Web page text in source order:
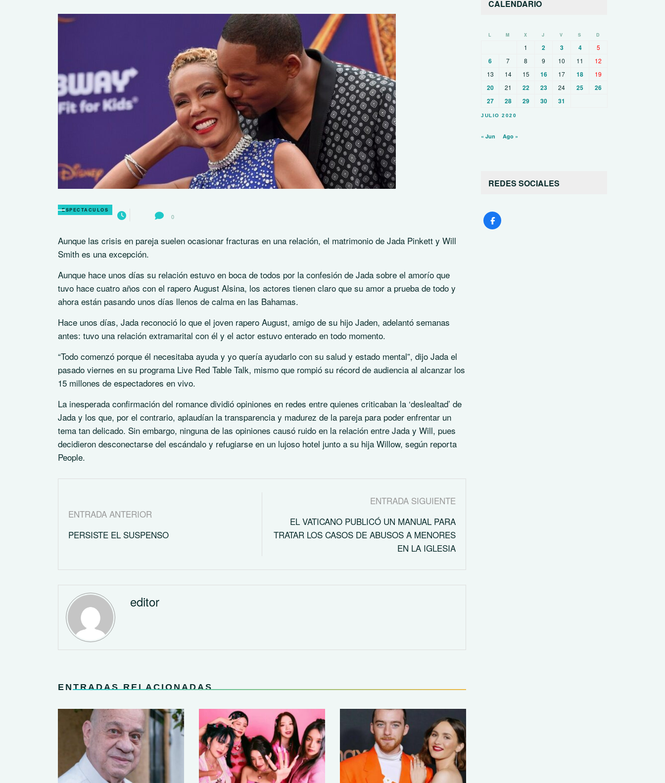
ESPECTACULOS
0
Aunque las crisis en pareja suelen ocasionar fracturas en una relación, el matrimonio de Jada Pinkett y Will
Smith es una excepción.
Aunque hace unos días su relación estuvo en boca de todos por la confesión de Jada sobre el amorío que
tuvo hace cuatro años con el rapero August Alsina, los actores tienen claro que su amor a prueba de todo y
ahora están pasando unos días llenos de calma en las Bahamas.
Hace unos días, Jada reconoció lo que el joven rapero August, amigo de su hijo Jaden, adelantó semanas
antes: tuvo una relación extramarital con él y el actor estuvo enterado en todo momento.
“Todo comenzó porque él necesitaba ayuda y yo quería ayudarlo con su salud y estado mental”, dijo Jada el
pasado viernes en su programa Live Red Table Talk, mismo que rompió su récord de audiencia al alcanzar los
15 millones de espectadores en vivo.
La inesperada confirmación del romance dividió opiniones en redes entre quienes criticaban la ‘deslealtad’ de
Jada y los que, por el contrario, aplaudían la transparencia y madurez de la pareja para poder enfrentar un
tema tan delicado. Sin embargo, ninguna de las opiniones causó ruido en la relación entre Jada y Will, pues
decidieron desconectarse del escándalo y refugiarse en un lujoso hotel junto a su hija Willow, según reporta
People.
ENTRADA ANTERIOR
PERSISTE EL SUSPENSO
ENTRADA SIGUIENTE
EL VATICANO PUBLICÓ UN MANUAL PARA
TRATAR LOS CASOS DE ABUSOS A MENORES
EN LA IGLESIA
editor
ENTRADAS RELACIONADAS
CALENDARIO
JULIO 2020
L M X J V S D
1 2 3 4 5
6 7 8 9 10 11
12
13
14 15 16 17 18 19
20 21 22 23 24 25
26
27
28 29 30 31
« Jun Ago »
REDES SOCIALES